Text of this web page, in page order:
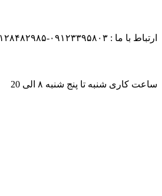
ارتباط با ما : ۰۹۱۲۳۳۹۵۸۰۳-۰۹۱۲۸۴۸۲۹۸۵
ساعت کاری شنبه تا پنج شنبه ۸ الی 20